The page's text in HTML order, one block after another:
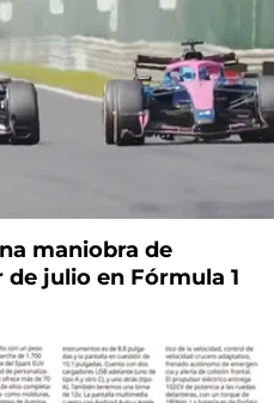
maniobra de
julio en Fórmula 1